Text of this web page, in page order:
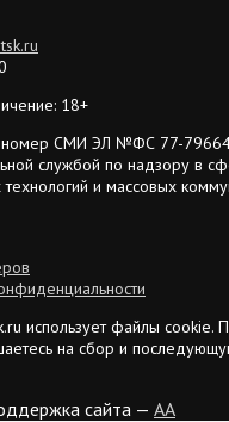
18+
номер СМИ ЭЛ №ФС 77-79664
службой по надзору в
и массовых
использует файлы cookie.
на сбор и
сайта — AA